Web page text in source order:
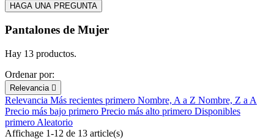
Precio
€
En stock
View products
HAGA UNA PREGUNTA
Pantalones de Mujer
Hay 13 productos.
Ordenar por:
Relevancia 
Relevancia Más recientes primero Nombre, A a Z Nombre, Z a A
Precio más bajo primero Precio más alto primero Disponibles
primero Aleatorio
Affichage 1-12 de 13 article(s)